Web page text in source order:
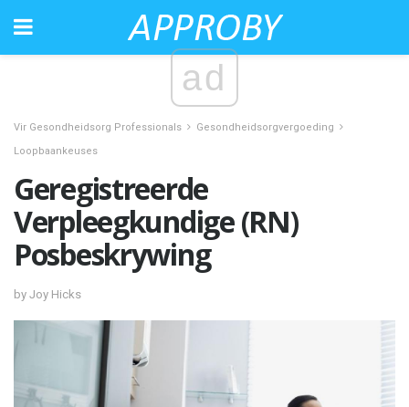
ad
Vir Gesondheidsorg Professionals
Gesondheidsorgvergoeding
Loopbaankeuses
Geregistreerde
Verpleegkundige (RN)
Posbeskrywing
by Joy Hicks